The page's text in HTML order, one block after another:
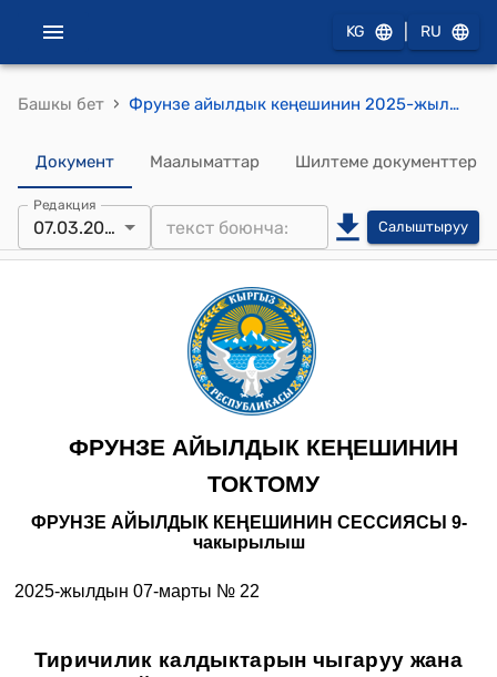
KG RU
Башкы бет › Фрунзе айылдык кеңешинин 2025-жылдын 07-мартындагы № 22 "Тиричилик калдыктарын чыгаруу жана турак жайларды суу түтүк тармагына кошуу кызматтарынын тарифтерин бекитүү жөнүндө" токтому
Документ Маалыматтар Шилтеме документтер
Редакция
07.03.2025 Салыштыруу